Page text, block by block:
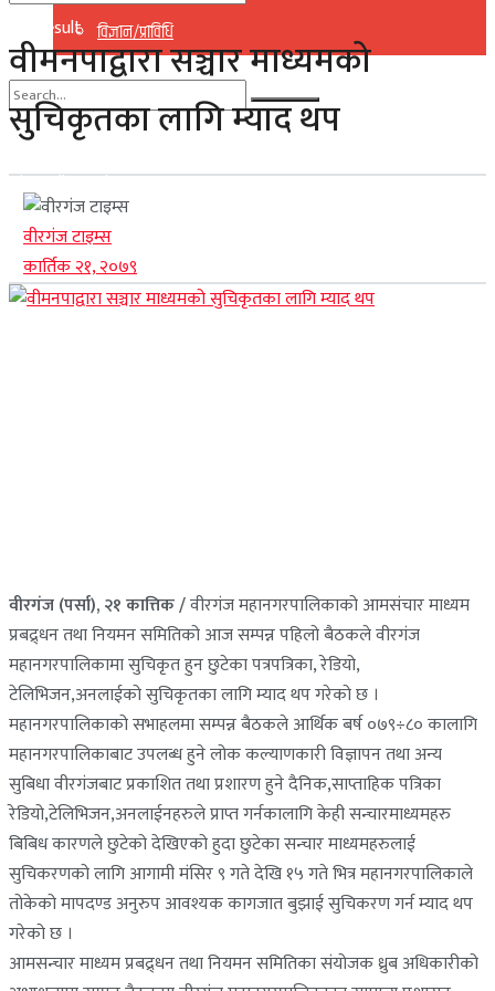
विज्ञान/प्राविधि
No Result
View All Result
No Result
View All Result
वीमनपाद्वारा सञ्चार माध्यमको
सुचिकृतका लागि म्याद थप
वीरगंज टाइम्स
कार्तिक २१, २०७९
वीरगंज (पर्सा), २१ कात्तिक /वीरगंज महानगरपालिकाको आमसंचार माध्यम
प्रबद्र्धन तथा नियमन समितिको आज सम्पन्न पहिलो बैठकले वीरगंज
महानगरपालिकामा सुचिकृत हुन छुटेका पत्रपत्रिका, रेडियो,
टेलिभिजन,अनलाईको सुचिकृतका लागि म्याद थप गरेको छ ।
महानगरपालिकाको सभाहलमा सम्पन्न बैठकले आर्थिक बर्ष ०७९÷८० कालागि
महानगरपालिकाबाट उपलब्ध हुने लोक कल्याणकारी विज्ञापन तथा अन्य
सुबिधा वीरगंजबाट प्रकाशित तथा प्रशारण हुने दैनिक,साप्ताहिक पत्रिका
रेडियो,टेलिभिजन,अनलाईनहरुले प्राप्त गर्नकालागि केही सन्चारमाध्यमहरु
बिबिध कारणले छुटेको देखिएको हुदा छुटेका सन्चार माध्यमहरुलाई
सुचिकरणको लागि आगामी मंसिर ९ गते देखि १५ गते भित्र महानगरपालिकाले
तोकेको मापदण्ड अनुरुप आवश्यक कागजात बुझाई सुचिकरण गर्न म्याद थप
गरेको छ ।
आमसन्चार माध्यम प्रबद्र्धन तथा नियमन समितिका संयोजक ध्रुब अधिकारीको